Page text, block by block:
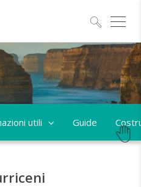
utili Guide